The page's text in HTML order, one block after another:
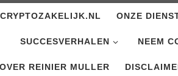
ONZE
SUCCESVERHALEN NEEM
OVER REINIER MULLER